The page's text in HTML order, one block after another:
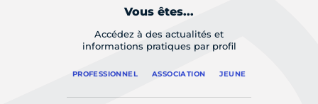
Vous êtes...
Accédez à des actualités et
informations pratiques par profil
PROFESSIONNEL ASSOCIATION JEUNE